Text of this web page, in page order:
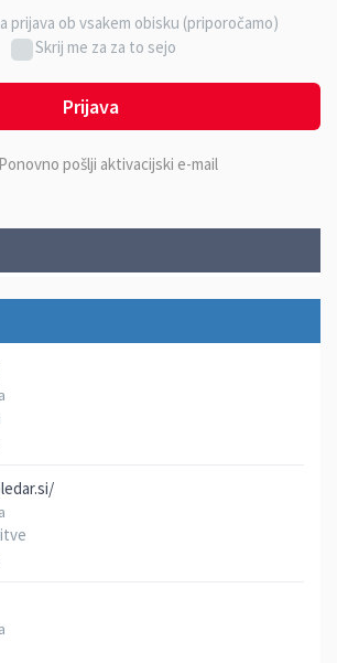
prijava ob vsakem obisku (priporočamo)
Skrij me za za to sejo
Prijava
Ponovno pošlji aktivacijski e-mail